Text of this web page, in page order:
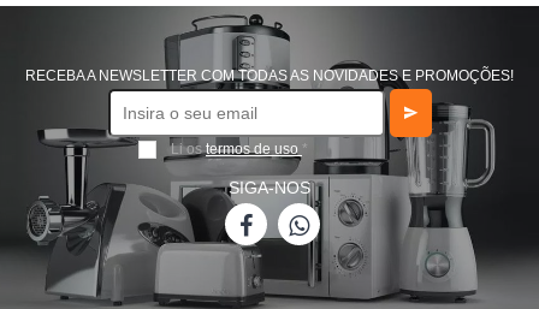
RECEBA A NEWSLETTER COM TODAS AS NOVIDADES E PROMOÇÕES!
Li ostermos de uso *
SIGA-NOS